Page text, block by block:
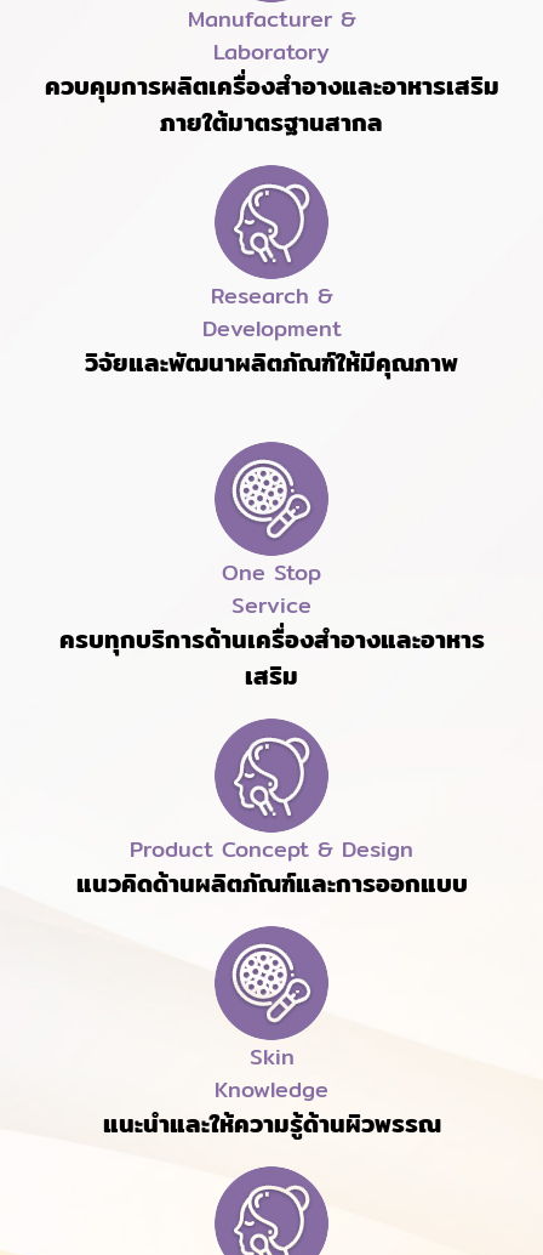
Manufacturer &
Laboratory
ควบคุมการผลิตเครื่องสำอางและอาหารเสริม
ภายใต้มาตรฐานสากล
Research &
Development
วิจัยและพัฒนาผลิตภัณฑ์ให้มีคุณภาพ
One Stop
Service
ครบทุกบริการด้านเครื่องสำอางและอาหาร
เสริม
Product Concept & Design
แนวคิดด้านผลิตภัณฑ์และการออกแบบ
Skin
Knowledge
แนะนำและให้ความรู้ด้านผิวพรรณ